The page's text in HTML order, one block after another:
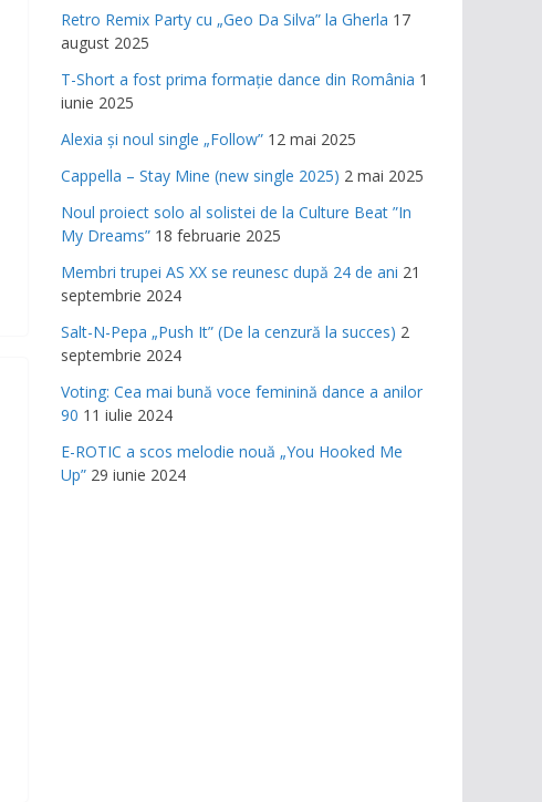
Retro Remix Party cu „Geo Da Silva” la Gherla 17
august 2025
T-Short a fost prima formație dance din România 1
iunie 2025
Alexia și noul single „Follow” 12 mai 2025
Cappella – Stay Mine (new single 2025) 2 mai 2025
Noul proiect solo al solistei de la Culture Beat ”In
My Dreams” 18 februarie 2025
Membri trupei AS XX se reunesc după 24 de ani 21
septembrie 2024
Salt-N-Pepa „Push It” (De la cenzură la succes) 2
septembrie 2024
Voting: Cea mai bună voce feminină dance a anilor
90 11 iulie 2024
E-ROTIC a scos melodie nouă „You Hooked Me
Up” 29 iunie 2024